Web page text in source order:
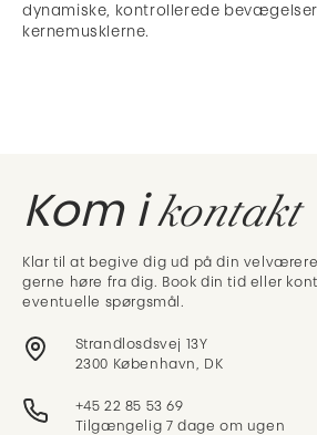
dynamiske, kontrollerede
kernemusklerne.
Kom ikontakt
Klar til at begive dig ud på din
gerne høre fra dig. Book din tid eller
eventuelle spørgsmål.
Strandlosdsvej 13Y
2300 København, DK
+45 22 85 53 69
Tilgængelig 7 dage om ugen